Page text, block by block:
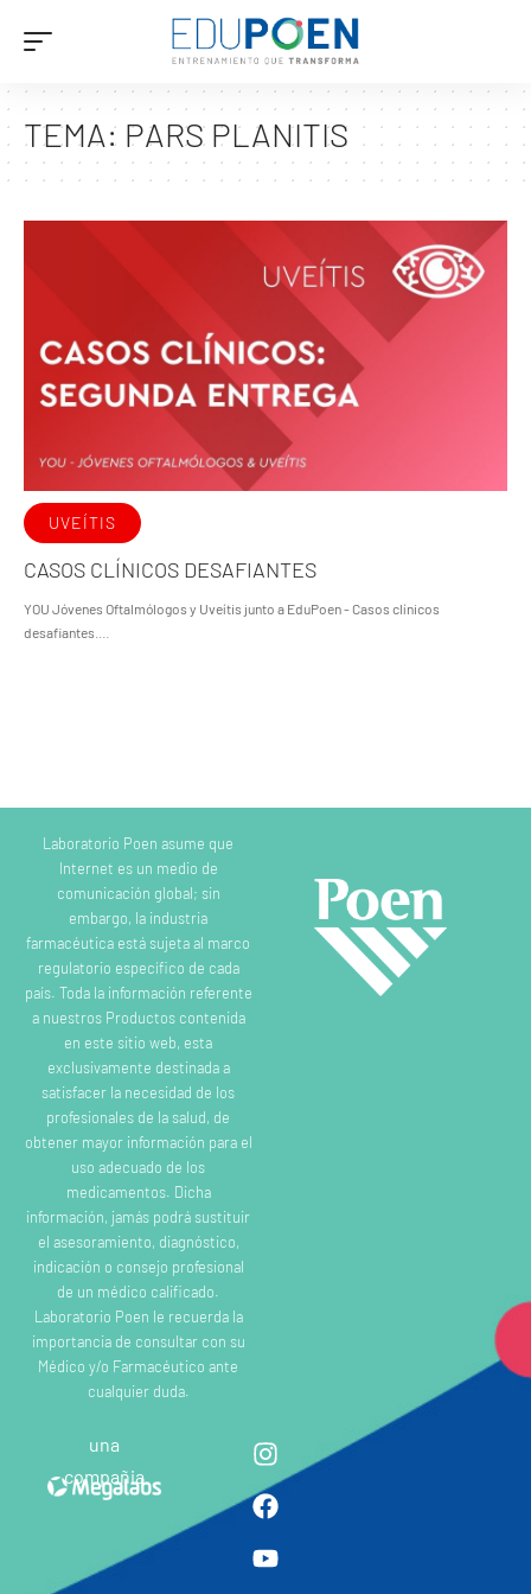
TEMA: PARS PLANITIS
UVEÍTIS
CASOS CLÍNICOS DESAFIANTES
YOU Jóvenes Oftalmólogos y Uveítis junto a EduPoen - Casos clínicos
desafiantes.…
Laboratorio Poen asume que
Internet es un medio de
comunicación global; sin
embargo, la industria
farmacéutica está sujeta al marco
regulatorio específico de cada
país. Toda la información referente
a nuestros Productos contenida
en este sitio web, esta
exclusivamente destinada a
satisfacer la necesidad de los
profesionales de la salud, de
obtener mayor información para el
uso adecuado de los
medicamentos. Dicha
información, jamás podrá sustituir
el asesoramiento, diagnóstico,
indicación o consejo profesional
de un médico calificado.
Laboratorio Poen le recuerda la
importancia de consultar con su
Médico y/o Farmacéutico ante
cualquier duda.
una
compañia